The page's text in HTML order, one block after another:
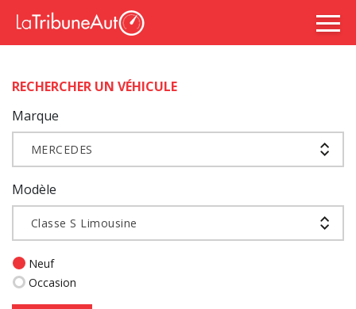
RECHERCHER UN VÉHICULE
Marque
MERCEDES
Modèle
Classe S Limousine
Neuf
Occasion